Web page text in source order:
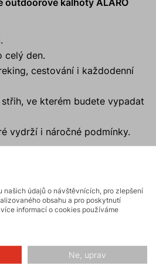
outdoorové kalhoty ALARO
celý den.
cestování i každodenní
ve kterém budete vypadat
vydrží i náročné podmínky.
našich údajů o návštěvnících, pro zlepšení
obsahu a pro poskytnutí
informací o cookies používáme
Ne, uprav